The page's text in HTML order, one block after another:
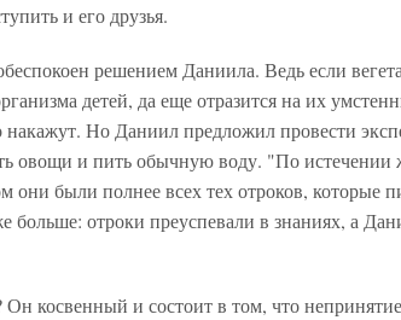
и его друзья.
решением Даниила. Ведь если
детей, да еще отразится на их
накажут. Но Даниил предложил провести
овощи и пить обычную воду. "По истечении
они были полнее всех тех отроков, которые
отроки преуспевали в знаниях, а
Он косвенный и состоит в том, что